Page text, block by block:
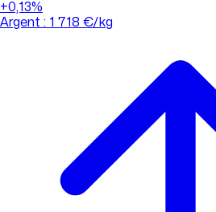
+0,13%
Argent : 1 718 €/kg
(appel non surtaxé)
Consulter l'évolution des cours